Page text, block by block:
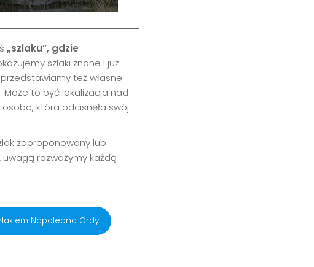
„szlaku”, gdzie
szlaki znane i już
też własne
Może to być lokalizacja nad
która odcisnęła swój
zaproponowany lub
rozważymy każdą
Napoleona Ordy